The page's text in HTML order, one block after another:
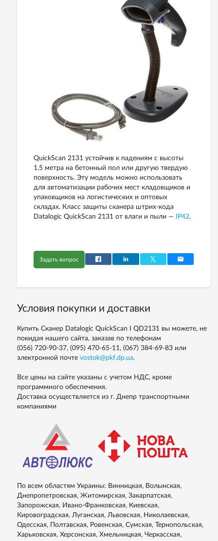
QuickScan 2131 устойчив к падениям с высоты
1.5 метра на бетонный пол или другую твердую
поверхность. Эту модель можно использовать
для автоматизации рабочих мест кладовщиков и
упаковщиков на логистических и оптовых
складах. Класс защиты сканера штрих-кода
Datalogic QuickScan 2131 от влаги и пыли —
IP42.
Задать вопрос
Условия покупки и доставки
Купить Cканер Datalogic QuickScan I QD2131 вы можете, не
покидая нашего сайта, заказав по телефонам
(056) 720-90-37, (095) 470-65-11, (067) 384-69-83 или
электронной почте vostok@pkf.dp.ua.
Все цены на сайте указаны с учетом НДС, кроме
программного обеспечения.
Доставка осуществляется из г. Днепр транспортными
компаниями
По всем областям Украины: Винницкая, Волынская,
Днепропетровская, Житомирская, Закарпатская,
Запорожская, Ивано-Франковская, Киевская,
Кировоградская, Луганская, Львовская, Николаевская,
Одесская, Полтавская, Ровенская, Сумская, Тернопольская,
Харьковская, Херсонская, Хмельницкая, Черкасская,